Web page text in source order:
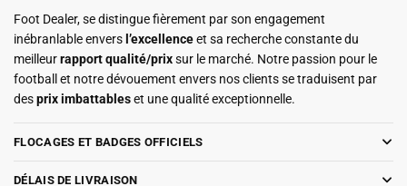
Foot Dealer, se distingue fièrement par son engagement
inébranlable envers l’excellenceet sa recherche constante du
meilleurrapport qualité/prixsur le marché. Notre passion pour le
football et notre dévouement envers nos clients se traduisent par
desprix imbattableset une qualité exceptionnelle.
FLOCAGES ET BADGES OFFICIELS
DÉLAIS DE LIVRAISON